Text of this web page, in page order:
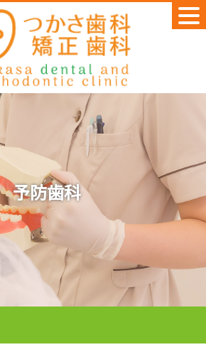
予防歯科